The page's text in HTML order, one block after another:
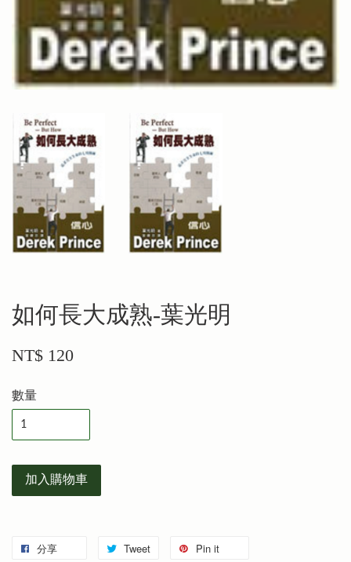
如何長大成熟-葉光明
NT$ 120
數量
加入購物車
分享 Tweet Pin it